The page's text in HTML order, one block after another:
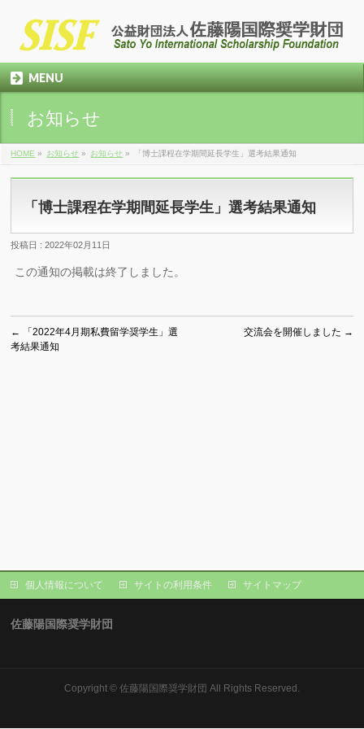
MENU
お知らせ
HOME » お知らせ » お知らせ » 「博士課程在学期間延長学生」選考結果通知
「博士課程在学期間延長学生」選考結果通知
投稿日 : 2022年02月11日
この通知の掲載は終了しました。
←
「2022年4月期私費留学奨学生」選
考結果通知
交流会を開催しました →
個人情報について サイトの利用条件 サイトマップ
佐藤陽国際奨学財団
Copyright © 佐藤陽国際奨学財団 All Rights Reserved.